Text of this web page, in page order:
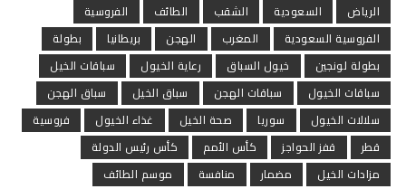
الرياض
السعودية الشقب الطائف
الفروسية
الفروسية السعودية
المغرب الهجن بريطانيا
بطولة
بطولة لونجين
خيول السباق رعاية الخيول
سباقات الخيل
سباقات الخيول
سباقات الهجن سباق الخيل
سباق الهجن
سلالات الخيول
سوريا صحة الخيل غذاء الخيول
فروسية
قطر
قفز الحواجز كأس الأمم
كأس رئيس الدولة
مزادات الخيل
مضمار منافسة
موسم الطائف